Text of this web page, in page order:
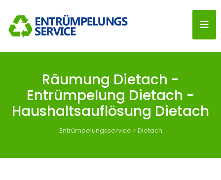
Räumung Dietach -
Entrümpelung Dietach -
Haushaltsauflösung Dietach
Entrümpelungsservice > Dietach